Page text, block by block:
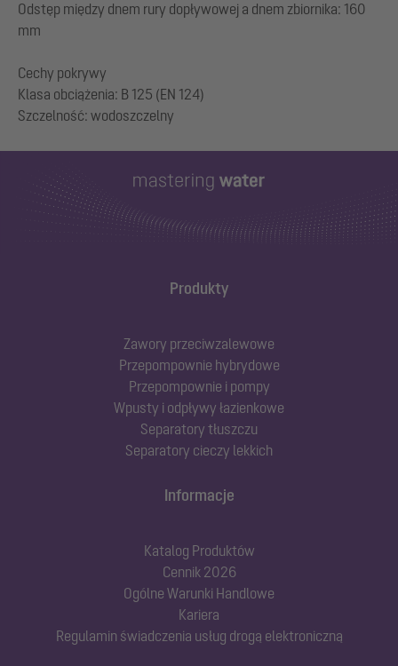
Odstęp między dnem rury dopływowej a dnem zbiornika: 160
mm
Cechy pokrywy
Klasa obciążenia: B 125 (EN 124)
Produkty
Zawory przeciwzalewowe
Przepompownie hybrydowe
Przepompownie i pompy
Wpusty i odpływy łazienkowe
Separatory tłuszczu
Separatory cieczy lekkich
Informacje
Katalog Produktów
Cennik 2026
Ogólne Warunki Handlowe
Kariera
Regulamin świadczenia usług drogą elektroniczną